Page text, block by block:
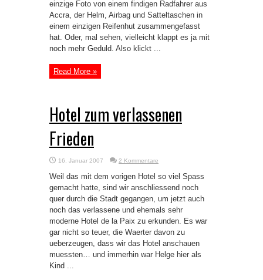
einzige Foto von einem findigen Radfahrer aus
Accra, der Helm, Airbag und Satteltaschen in
einem einzigen Reifenhut zusammengefasst
hat. Oder, mal sehen, vielleicht klappt es ja mit
noch mehr Geduld. Also klickt ...
Read More »
Hotel zum verlassenen
Frieden
16. Januar 2007 2 Kommentare
Weil das mit dem vorigen Hotel so viel Spass
gemacht hatte, sind wir anschliessend noch
quer durch die Stadt gegangen, um jetzt auch
noch das verlassene und ehemals sehr
moderne Hotel de la Paix zu erkunden. Es war
gar nicht so teuer, die Waerter davon zu
ueberzeugen, dass wir das Hotel anschauen
muessten… und immerhin war Helge hier als
Kind ...